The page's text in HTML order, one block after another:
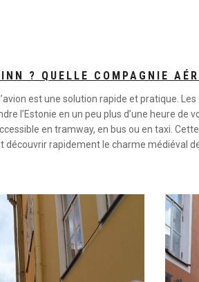
? QUELLE COMPAGNIE
est une solution rapide et pratique.
l’Estonie en un peu plus d’une heure de
en tramway, en bus ou en taxi.
découvrir rapidement le charme médiéval